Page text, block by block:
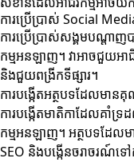
ការប្រើប្រាស់ Social
ការប្រើប្រាស់សង្គមបណ្ដា
កម្មអនឡាញ។ វាអាចជួយអា
និងជួយពង្រីកទីផ្សារ។
ការបង្កើតអត្ថបទដែលមាន
ការបង្កើតមាតិកាដែលគាំទ្
កម្មអនឡាញ។ អត្ថបទដែល
SEO និងបង្កើនចរាចរណ៍ទ